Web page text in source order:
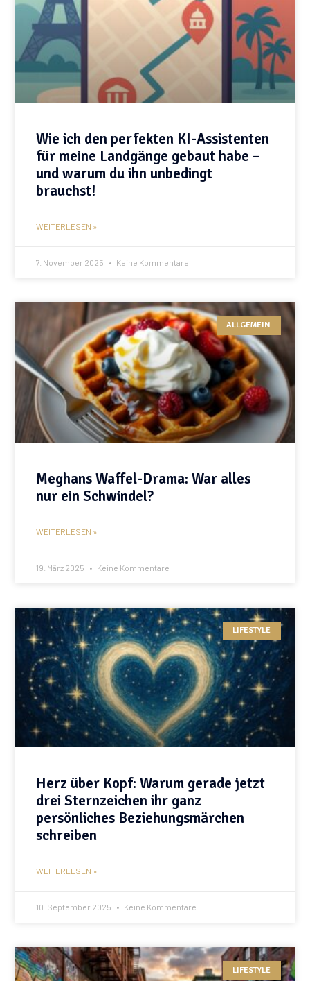
Wie ich den perfekten KI-Assistenten
für meine Landgänge gebaut habe –
und warum du ihn unbedingt
brauchst!
WEITERLESEN »
7. November 2025 Keine Kommentare
ALLGEMEIN
Meghans Waffel-Drama: War alles
nur ein Schwindel?
WEITERLESEN »
19. März 2025 Keine Kommentare
LIFESTYLE
Herz über Kopf: Warum gerade jetzt
drei Sternzeichen ihr ganz
persönliches Beziehungsmärchen
schreiben
WEITERLESEN »
10. September 2025 Keine Kommentare
LIFESTYLE